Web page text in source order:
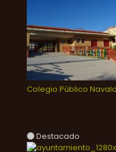
Colegio Público
Destacado